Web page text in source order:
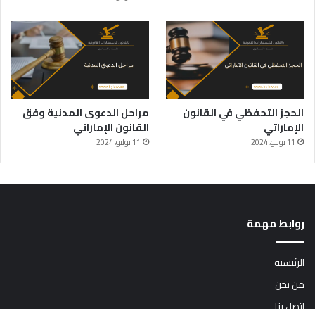
الحجز التحفظي في القانون
الإماراتي
11 يوليو، 2024
مراحل الدعوى المدنية وفق
القانون الإماراتي
11 يوليو، 2024
روابط مهمة
الرئيسية
من نحن